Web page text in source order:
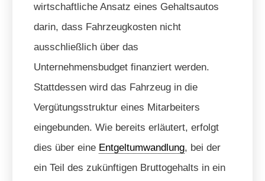
wirtschaftliche Ansatz eines Gehaltsautos
darin, dass Fahrzeugkosten nicht
ausschließlich über das
Unternehmensbudget finanziert werden.
Stattdessen wird das Fahrzeug in die
Vergütungsstruktur eines Mitarbeiters
eingebunden. Wie bereits erläutert, erfolgt
dies über eine Entgeltumwandlung, bei der
ein Teil des zukünftigen Bruttogehalts in ein